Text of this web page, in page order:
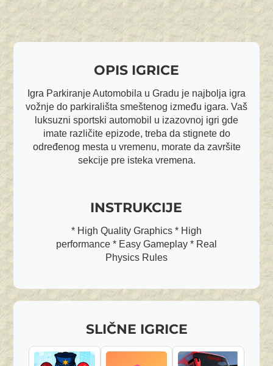
OPIS IGRICE
Igra Parkiranje Automobila u Gradu je najbolja igra
vožnje do parkirališta smeštenog između igara. Vaš
luksuzni sportski automobil u izazovnoj igri gde
imate različite epizode, treba da stignete do
određenog mesta u vremenu, morate da završite
sekcije pre isteka vremena.
INSTRUKCIJE
* High Quality Graphics * High
performance * Easy Gameplay * Real
Physics Rules
SLIČNE IGRICE